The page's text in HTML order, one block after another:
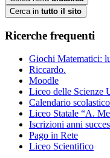
Cerca in tutto il sito
Ricerche frequenti
Giochi Matematici:
Riccardo.
Moodle
Liceo delle Scienze
Calendario
Liceo Statale “A.
Iscrizioni anni
Pago in Rete
Liceo Scientifico